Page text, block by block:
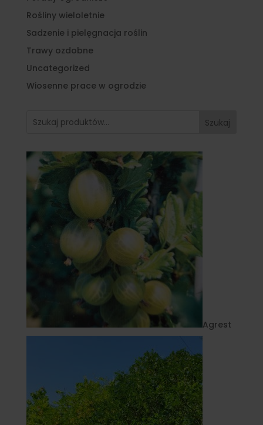
Rośliny wieloletnie
Sadzenie i pielęgnacja roślin
Trawy ozdobne
Uncategorized
Wiosenne prace w ogrodzie
Szukaj
Agrest